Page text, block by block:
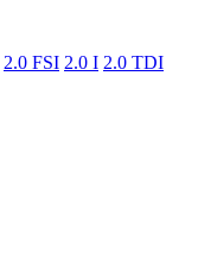
2.0 FSI 2.0 I 2.0 TDI